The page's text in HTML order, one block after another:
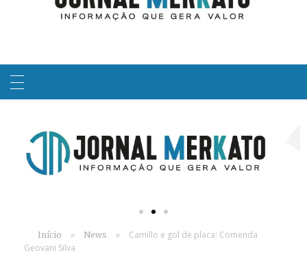
Início » News »
Camillo e gol de placa: Comenda
Geovani Silva